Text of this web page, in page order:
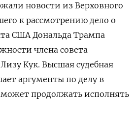
новости из Верховного
к рассмотрению дело о
США Дональда Трампа
члена совета
Кук. Высшая судебная
аргументы по делу в
может продолжать исполнять